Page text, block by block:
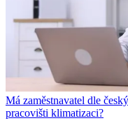
Má zaměstnavatel dle
pracovišti klimatizaci?